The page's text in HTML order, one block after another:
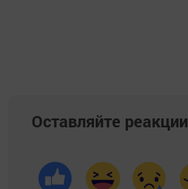
Оставляйте реакции